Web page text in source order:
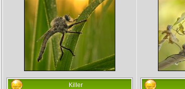
Killer